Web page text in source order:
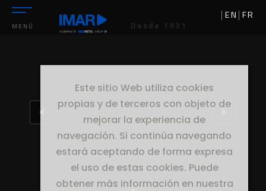
MENÚ Desde 1931
EN FR
Este sitio Web utiliza cookies
propias y de terceros con objeto de
mejorar la experiencia de
navegación. Si continúa navegando
estará aceptando de forma expresa
el uso de estas cookies. Puede
obtener más información en nuestra